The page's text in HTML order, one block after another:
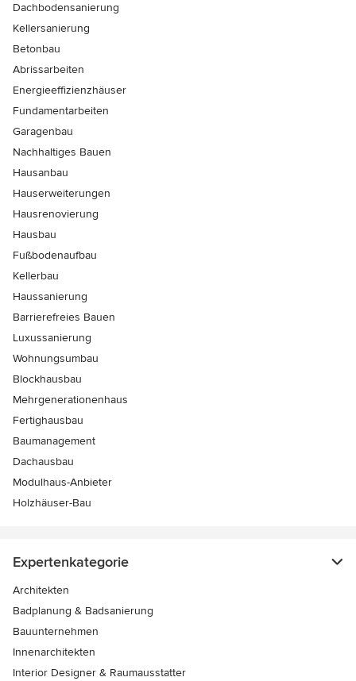
Dachbodensanierung
Kellersanierung
Betonbau
Abrissarbeiten
Energieeffizienzhäuser
Fundamentarbeiten
Garagenbau
Nachhaltiges Bauen
Hausanbau
Hauserweiterungen
Hausrenovierung
Hausbau
Fußbodenaufbau
Kellerbau
Haussanierung
Barrierefreies Bauen
Luxussanierung
Wohnungsumbau
Blockhausbau
Mehrgenerationenhaus
Fertighausbau
Baumanagement
Dachausbau
Modulhaus-Anbieter
Holzhäuser-Bau
Expertenkategorie
Architekten
Badplanung & Badsanierung
Bauunternehmen
Innenarchitekten
Interior Designer & Raumausstatter